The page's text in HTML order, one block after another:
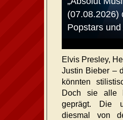
(07.08.2026)
Popstars
Elvis Presley,
Justin Bieber –
könnten
Doch sie alle
geprägt. Die
diesmal von